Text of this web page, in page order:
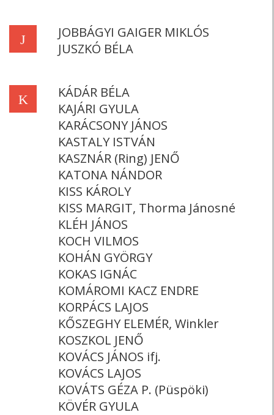
J
JOBBÁGYI GAIGER MIKLÓS
JUSZKÓ BÉLA
K
KÁDÁR BÉLA
KAJÁRI GYULA
KARÁCSONY JÁNOS
KASTALY ISTVÁN
KASZNÁR (Ring) JENŐ
KATONA NÁNDOR
KISS KÁROLY
KISS MARGIT, Thorma Jánosné
KLÉH JÁNOS
KOCH VILMOS
KOHÁN GYÖRGY
KOKAS IGNÁC
KOMÁROMI KACZ ENDRE
KORPÁCS LAJOS
KŐSZEGHY ELEMÉR, Winkler
KOSZKOL JENŐ
KOVÁCS JÁNOS ifj.
KOVÁCS LAJOS
KOVÁTS GÉZA P. (Püspöki)
KÖVÉR GYULA